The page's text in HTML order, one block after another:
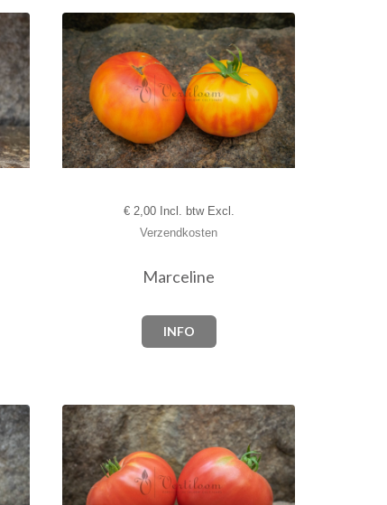
€2,00 Incl. btw Excl.
Verzendkosten
Marceline
INFO